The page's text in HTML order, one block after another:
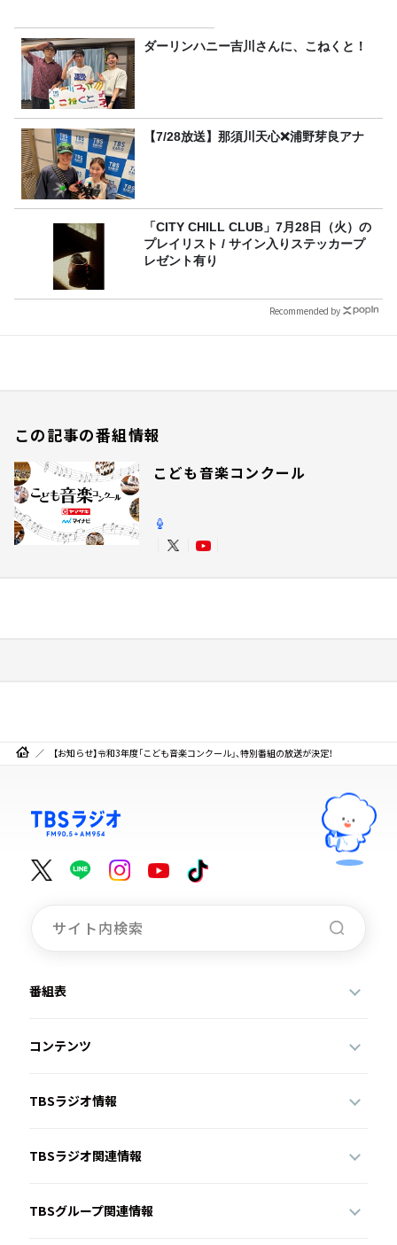
ダーリンハニー吉川さんに、こねくと！
【7/28放送】那須川天心❌浦野芽良アナ
「CITY CHILL CLUB」7月28日（火）の
プレイリスト / サイン入りステッカープ
レゼント有り
Recommended by
この記事の番組情報
こども音楽コンクール
【お知らせ】令和3年度「こども音楽コンクール」、特別番組の放送が決定！
番組表
コンテンツ
TBSラジオ情報
TBSラジオ関連情報
TBSグループ関連情報